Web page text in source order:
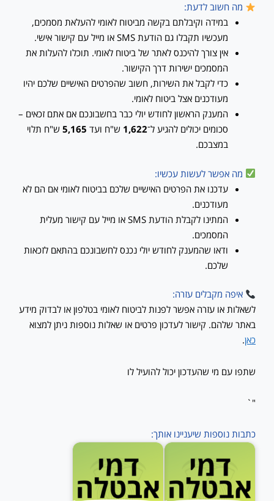
מה חשוב לדעת:
במידה וקיבלתם בקשה מביטוח לאומי להעלאת מסמכים,
מעכשיו תקבלו גם הודעת SMS או מייל עם קישור אישי.
אין צורך להיכנס לאתר של ביטוח לאומי. תוכלו להעלות את
המסמכים ישירות דרך הקישור.
כדי לקבל את השירות, חשוב שהפרטים האישיים שלכם יהיו
מעודכנים אצל ביטוח לאומי.
המענק הראשון לחודש יולי כבר בחשבונכם אם אתם זכאים –
סכומים יכולים להגיע ל־1,622 ש"ח ועד 5,165 ש"ח תלוי
במצבכם.
מה אפשר לעשות עכשיו:
עדכנו את הפרטים האישיים שלכם בביטוח לאומי אם הם לא
מעודכנים.
המתינו לקבלת הודעת SMS או מייל עם קישור מעלית
המסמכים.
ודאו שהמענק לחודש יולי נכנס לחשבונכם בהתאם לזכאות
שלכם.
איפה מקבלים עזרה:
לשאלות או עזרה אפשר לפנות לביטוח לאומי בטלפון או לבדוק מידע
באתר שלהם. קישור לעדכון פרטים או שאלות נוספות ניתן למצוא
כאן.
שתפו עם מי שהעדכון יכול להועיל לו
"`
כתבות נוספות שיעניינו אותך: